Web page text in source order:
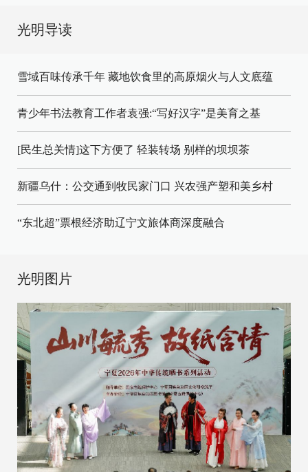
光明导读
雪域百味传承千年 藏地饮食里的高原烟火与人文底蕴
青少年书法教育工作者袁强:“写好汉字”是美育之基
[民生总关情]这下方便了 轻装转场 别样的坝坝茶
新疆乌什：公交通到牧民家门口 兴农强产塑和美乡村
“东北超”票根经济助辽宁文旅体商深度融合
光明图片